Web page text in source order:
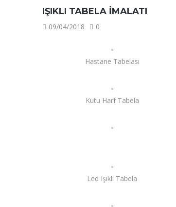
IŞIKLI TABELA İMALATI
09/04/2018 0
Hastane Tabelası
Kutu Harf Tabela
Led Işıklı Tabela